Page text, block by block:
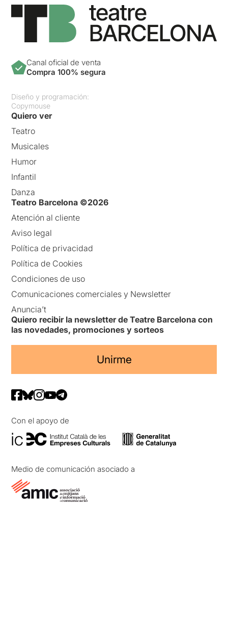
Canal oficial de venta
Compra 100% segura
Diseño y programación:
Copymouse
Quiero ver
Teatro
Musicales
Humor
Infantil
Danza
Teatro Barcelona ©2026
Atención al cliente
Aviso legal
Política de privacidad
Política de Cookies
Condiciones de uso
Comunicaciones comerciales y Newsletter
Anuncia’t
Quiero recibir la newsletter de Teatre Barcelona con
las novedades, promociones y sorteos
Unirme
Con el apoyo de
Medio de comunicación asociado a